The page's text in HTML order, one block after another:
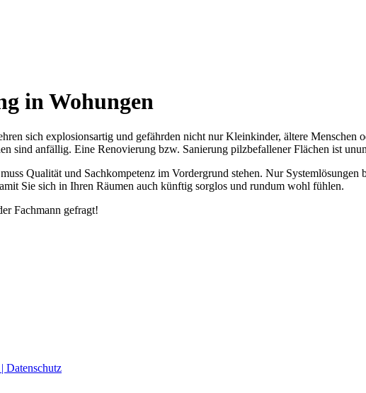
in Wohungen
sich explosionsartig und gefährden nicht nur Kleinkinder, ältere Menschen
sind anfällig. Eine Renovierung bzw. Sanierung pilzbefallener Flächen ist
Qualität und Sachkompetenz im Vordergrund stehen. Nur Systemlösungen
Sie sich in Ihren Räumen auch künftig sorglos und rundum wohl fühlen.
Fachmann gefragt!
Datenschutz